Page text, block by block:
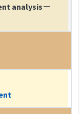
analysis－